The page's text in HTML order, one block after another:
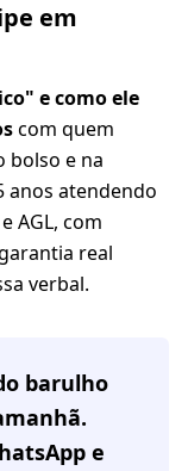
em
e como ele
com quem
bolso e na
anos atendendo
AGL, com
real
verbal.
barulho
e